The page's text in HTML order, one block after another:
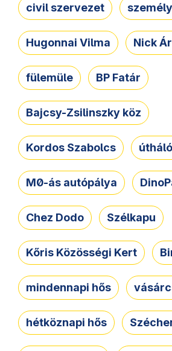
civil szervezet
Hugonnai Vilma Nick
fülemüle BP Fatár
Bajcsy-Zsilinszky köz
Kordos Szabolcs
M0-ás autópálya
Chez Dodo Szélkapu
Kőris Közösségi Kert
mindennapi hős
hétköznapi hős